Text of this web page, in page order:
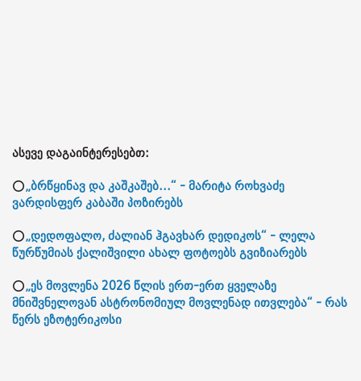
ასევე დაგაინტერესებთ:
⭕„ბრწყინავ და კაშკაშებ...“ - მარიტა როხვაძე
ვარდისფერ კაბაში პოზირებს
⭕„დედოფალო, ძალიან ჰგავხარ დედიკოს“ - ლელა
წურწუმიას ქალიშვილი ახალ ფოტოებს გვიზიარებს
⭕„ეს მოვლენა 2026 წლის ერთ-ერთ ყველაზე
მნიშვნელოვან ასტრონომიულ მოვლენად ითვლება“ - რას
წერს ეზოტერიკოსი